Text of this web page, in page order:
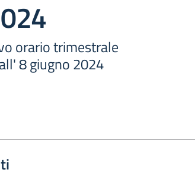
orario trimestrale
8 giugno 2024